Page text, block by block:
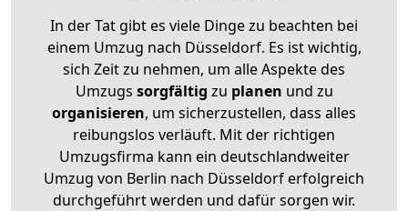
In der Tat gibt es viele Dinge zu beachten bei
einem Umzug nach Düsseldorf. Es ist wichtig,
sich Zeit zu nehmen, um alle Aspekte des
Umzugs sorgfältig zu planen und zu
organisieren, um sicherzustellen, dass alles
reibungslos verläuft. Mit der richtigen
Umzugsfirma kann ein deutschlandweiter
Umzug von Berlin nach Düsseldorf erfolgreich
durchgeführt werden und dafür sorgen wir.